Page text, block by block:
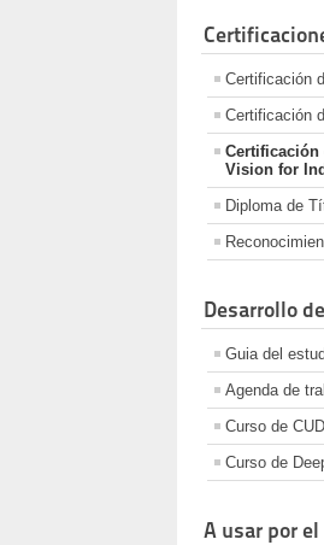
Certificación
Certificación
Certificación
Vision for
Diploma de
Desarrollo
Guia del
Agenda de
Curso de
Curso de
A usar por